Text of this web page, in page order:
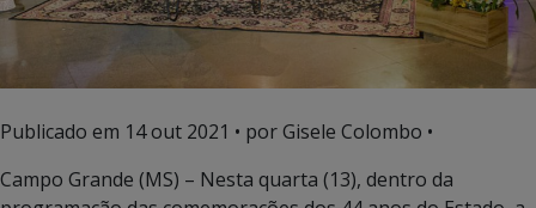
Publicado em 14 out 2021 • por Gisele Colombo •
Campo Grande (MS) – Nesta quarta (13), dentro da